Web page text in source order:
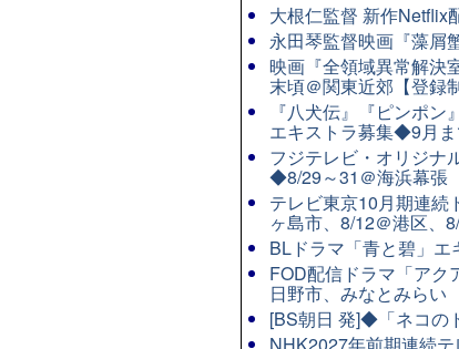
大根仁監督 新作Netflix
永田琴監督映画『藻屑
映画『全領域異常解決
末頃＠関東近郊【登録制
『八犬伝』『ピンポ
エキストラ募集◆9月
フジテレビ・オリジナ
◆8/29～31＠海浜幕張
テレビ東京10月期連続
ヶ島市、8/12＠港区、
BLドラマ「青と碧」
FOD配信ドラマ「ア
日野市、みなとみらい
[BS朝日 発]◆「ネコの